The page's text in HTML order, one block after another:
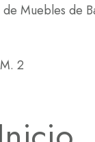
Muebles de
2